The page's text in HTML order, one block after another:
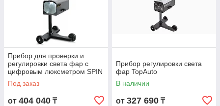
Прибор для проверки и
регулировки света фар с
цифровым люксметром SPIN
(Италия)
Под заказ
от 404 040 ₸
Прибор регулировки света
фар TopAuto
В наличии
от 327 690 ₸